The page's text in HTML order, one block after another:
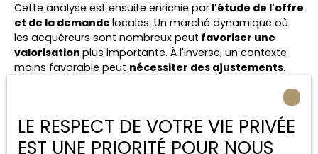
Cette analyse est ensuite enrichie par l'étude de l'offre
et de la demande locales. Un marché dynamique où
les acquéreurs sont nombreux peut favoriser une
valorisation plus importante. À l'inverse, un contexte
moins favorable peut nécessiter des ajustements.
et notre connaissance du
réaliste et adaptée aux spécificités de chaque projet.
LE RESPECT DE VOTRE VIE PRIVÉE
EST UNE PRIORITÉ POUR NOUS